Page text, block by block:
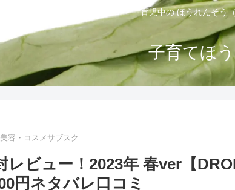
育児中の ほうれんそう
子育てほ
容・コスメサブスク
レビュー！2023年 春ver【
円ネタバレ口コミ